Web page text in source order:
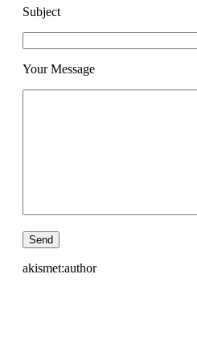
Subject
Your Message
akismet:author